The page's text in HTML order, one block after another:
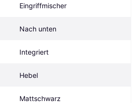
Eingriffmischer
Nach unten
Integriert
Hebel
Mattschwarz